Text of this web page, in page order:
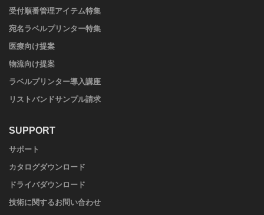
受付順番管理アイテム特集
宛名ラベルプリンター特集
医療向け提案
物流向け提案
ラベルプリンター導入講座
リストバンドサンプル請求
SUPPORT
サポート
カタログダウンロード
ドライバダウンロード
技術に関するお問い合わせ